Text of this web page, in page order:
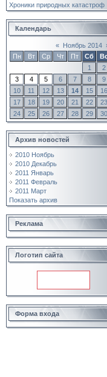
Хроники природных катастроф
Календарь
« Ноябрь 2014
Пн
Вт Ср Чт Пт Сб
1
2
3
4 5 6 7 8
9
10
11 12 13 14 15
16
17
18 19 20 21 22
23
24
25 26 27 28 29 30
Архив новостей
2010 Ноябрь
2010 Декабрь
2011 Январь
2011 Февраль
2011 Март
Показать архив
Реклама
Логотип сайта
Форма входа